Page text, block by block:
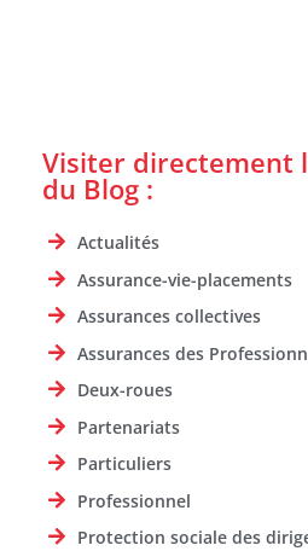
Visiter directement
du Blog :
Actualités
Assurance-vie-placements
Assurances collectives
Assurances des
Deux-roues
Partenariats
Particuliers
Professionnel
Protection sociale des